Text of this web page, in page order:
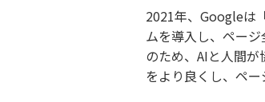
2021年、Googleは
ムを導入し、ペー
のため、AIと人間
をより良くし、ペー